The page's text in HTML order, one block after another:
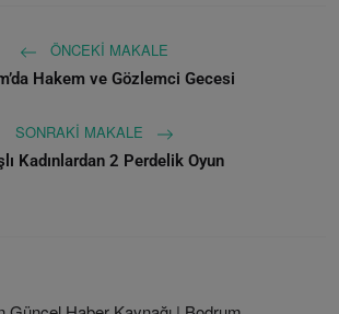
ÖNCEKI MAKALE
Hakem ve Gözlemci Gecesi
SONRAKI MAKALE
Kadınlardan 2 Perdelik Oyun